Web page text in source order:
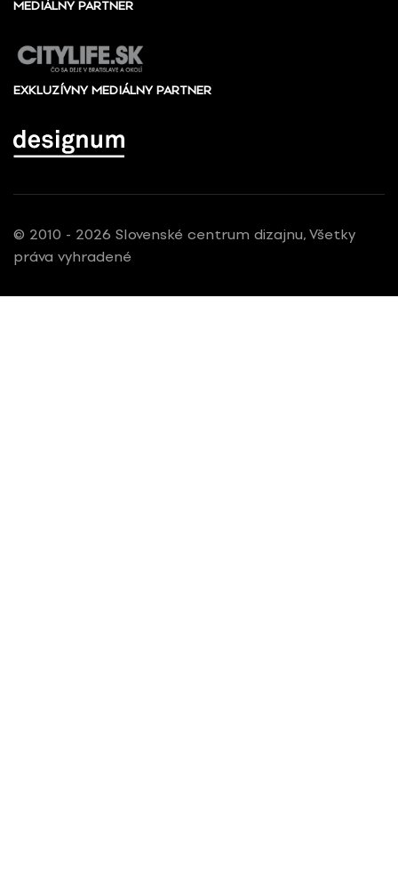
MEDIÁLNY PARTNER
EXKLUZÍVNY MEDIÁLNY PARTNER
© 2010 - 2026 Slovenské centrum dizajnu, Všetky
práva vyhradené